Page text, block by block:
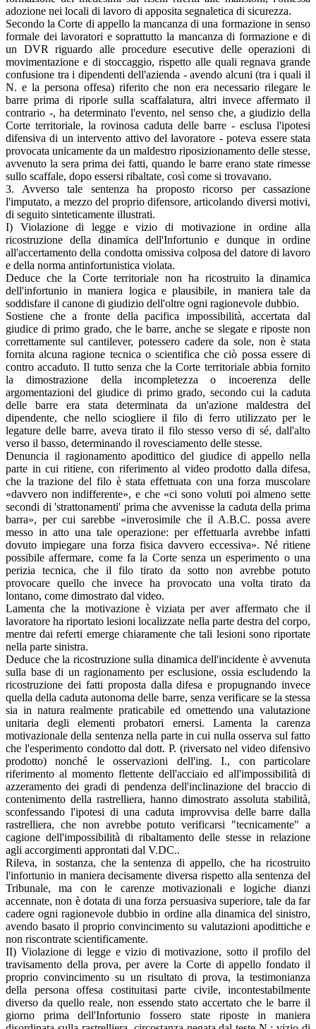
adozione nei locali di lavoro di apposita segnaletica di sicurezza.
Secondo la Corte di appello la mancanza di una formazione in senso
formale dei lavoratori e soprattutto la mancanza di formazione e di
un DVR riguardo alle procedure esecutive delle operazioni di
movimentazione e di stoccaggio, rispetto alle quali regnava grande
confusione tra i dipendenti dell'azienda - avendo alcuni (tra i quali il
N. e la persona offesa) riferito che non era necessario rilegare le
barre prima di riporle sulla scaffalatura, altri invece affermato il
contrario -, ha determinato l'evento, nel senso che, a giudizio della
Corte territoriale, la rovinosa caduta delle barre - esclusa l'ipotesi
difensiva di un intervento attivo del lavoratore - poteva essere stata
provocata unicamente da un maldestro riposizionamento delle stesse,
avvenuto la sera prima dei fatti, quando le barre erano state rimesse
sullo scaffale, dopo essersi ribaltate, così come si trovavano.
3. Avverso tale sentenza ha proposto ricorso per cassazione
l'imputato, a mezzo del proprio difensore, articolando diversi motivi,
di seguito sinteticamente illustrati.
I) Violazione di legge e vizio di motivazione in ordine alla
ricostruzione della dinamica dell'Infortunio e dunque in ordine
all'accertamento della condotta omissiva colposa del datore di lavoro
e della norma antinfortunistica violata.
Deduce che la Corte territoriale non ha ricostruito la dinamica
dell'infortunio in maniera logica e plausibile, in maniera tale da
soddisfare il canone di giudizio dell'oltre ogni ragionevole dubbio.
Sostiene che a fronte della pacifica impossibilità, accertata dal
giudice di primo grado, che le barre, anche se slegate e riposte non
correttamente sul cantilever, potessero cadere da sole, non è stata
fornita alcuna ragione tecnica o scientifica che ciò possa essere di
contro accaduto. Il tutto senza che la Corte territoriale abbia fornito
la dimostrazione della incompletezza o incoerenza delle
argomentazioni del giudice di primo grado, secondo cui la caduta
delle barre era stata determinata da un'azione maldestra del
dipendente, che nello sciogliere il filo di ferro utilizzato per le
legature delle barre, aveva tirato il filo stesso verso di sé, dall'alto
verso il basso, determinando il rovesciamento delle stesse.
Denuncia il ragionamento apodittico del giudice di appello nella
parte in cui ritiene, con riferimento al video prodotto dalla difesa,
che la trazione del filo è stata effettuata con una forza muscolare
«davvero non indifferente», e che «ci sono voluti poi almeno sette
secondi di 'strattonamenti' prima che avvenisse la caduta della prima
barra», per cui sarebbe «inverosimile che il A.B.C. possa avere
messo in atto una tale operazione: per effettuarla avrebbe infatti
dovuto impiegare una forza fisica davvero eccessiva». Né ritiene
possibile affermare, come fa la Corte senza un esperimento o una
perizia tecnica, che il filo tirato da sotto non avrebbe potuto
provocare quello che invece ha provocato una volta tirato da
lontano, come dimostrato dal video.
Lamenta che la motivazione è viziata per aver affermato che il
lavoratore ha riportato lesioni localizzate nella parte destra del corpo,
mentre dai referti emerge chiaramente che tali lesioni sono riportate
nella parte sinistra.
Deduce che la ricostruzione sulla dinamica dell'incidente è avvenuta
sulla base di un ragionamento per esclusione, ossia escludendo la
ricostruzione dei fatti proposta dalla difesa e propugnando invece
quella della caduta autonoma delle barre, senza verificare se la stessa
sia in natura realmente praticabile ed omettendo una valutazione
unitaria degli elementi probatori emersi. Lamenta la carenza
motivazionale della sentenza nella parte in cui nulla osserva sul fatto
che l'esperimento condotto dal dott. P. (riversato nel video difensivo
prodotto) nonché le osservazioni dell'ing. I., con particolare
riferimento al momento flettente dell'acciaio ed all'impossibilità di
azzeramento dei gradi di pendenza dell'inclinazione del braccio di
contenimento della rastrelliera, hanno dimostrato assoluta stabilità,
sconfessando l'ipotesi di una caduta improvvisa delle barre dalla
rastrelliera, che non avrebbe potuto verificarsi "tecnicamente" a
cagione dell'impossibilità di ribaltamento delle stesse in relazione
agli accorgimenti approntati dal V.DC..
Rileva, in sostanza, che la sentenza di appello, che ha ricostruito
l'infortunio in maniera decisamente diversa rispetto alla sentenza del
Tribunale, ma con le carenze motivazionali e logiche dianzi
accennate, non è dotata di una forza persuasiva superiore, tale da far
cadere ogni ragionevole dubbio in ordine alla dinamica del sinistro,
avendo basato il proprio convincimento su valutazioni apodittiche e
non riscontrate scientificamente.
II) Violazione di legge e vizio di motivazione, sotto il profilo del
travisamento della prova, per avere la Corte di appello fondato il
proprio convincimento su un risultato di prova, la testimonianza
della persona offesa costituitasi parte civile, incontestabilmente
diverso da quello reale, non essendo stato accertato che le barre il
giorno prima dell'Infortunio fossero state riposte in maniera